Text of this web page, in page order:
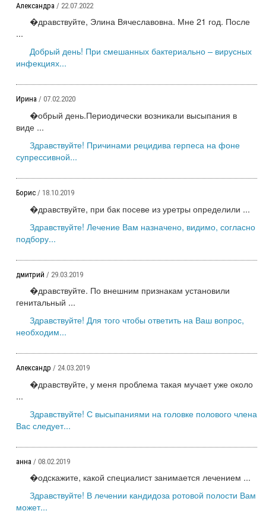
Александра / 22.07.2022
�дравствуйте, Элина Вячеславовна. Мне 21 год. После
...
Добрый день! При смешанных бактериально – вирусных
инфекциях...
Ирина / 07.02.2020
�обрый день.Периодически возникали высыпания в
виде ...
Здравствуйте! Причинами рецидива герпеса на фоне
супрессивной...
Борис / 18.10.2019
�дравствуйте, при бак посеве из уретры определили ...
Здравствуйте! Лечение Вам назначено, видимо, согласно
подбору...
дмитрий / 29.03.2019
�дравствуйте. По внешним признакам установили
генитальный ...
Здравствуйте! Для того чтобы ответить на Ваш вопрос,
необходим...
Александр / 24.03.2019
�дравствуйте, у меня проблема такая мучает уже около
...
Здравствуйте! С высыпаниями на головке полового члена
Вас следует...
анна / 08.02.2019
�одскажите, какой специалист занимается лечением ...
Здравствуйте! В лечении кандидоза ротовой полости Вам
может...